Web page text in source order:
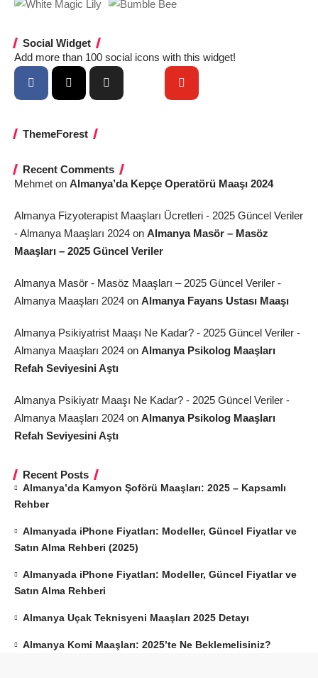
Social Widget
Add more than 100 social icons with this widget!
ThemeForest
Recent Comments
Mehmet on Almanya’da Kepçe Operatörü Maaşı 2024
Almanya Fizyoterapist Maaşları Ücretleri - 2025 Güncel Veriler
- Almanya Maaşları 2024 on Almanya Masör – Masöz
Maaşları – 2025 Güncel Veriler
Almanya Masör - Masöz Maaşları – 2025 Güncel Veriler -
Almanya Maaşları 2024 on Almanya Fayans Ustası Maaşı
Almanya Psikiyatrist Maaşı Ne Kadar? - 2025 Güncel Veriler -
Almanya Maaşları 2024 on Almanya Psikolog Maaşları
Refah Seviyesini Aştı
Almanya Psikiyatr Maaşı Ne Kadar? - 2025 Güncel Veriler -
Almanya Maaşları 2024 on Almanya Psikolog Maaşları
Refah Seviyesini Aştı
Recent Posts
Almanya’da Kamyon Şoförü Maaşları: 2025 – Kapsamlı
Rehber
Almanyada iPhone Fiyatları: Modeller, Güncel Fiyatlar ve
Satın Alma Rehberi (2025)
Almanyada iPhone Fiyatları: Modeller, Güncel Fiyatlar ve
Satın Alma Rehberi
Almanya Uçak Teknisyeni Maaşları 2025 Detayı
Almanya Komi Maaşları: 2025’te Ne Beklemelisiniz?